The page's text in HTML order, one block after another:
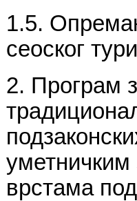
1.5.
сеоског
2. Програм
врстама